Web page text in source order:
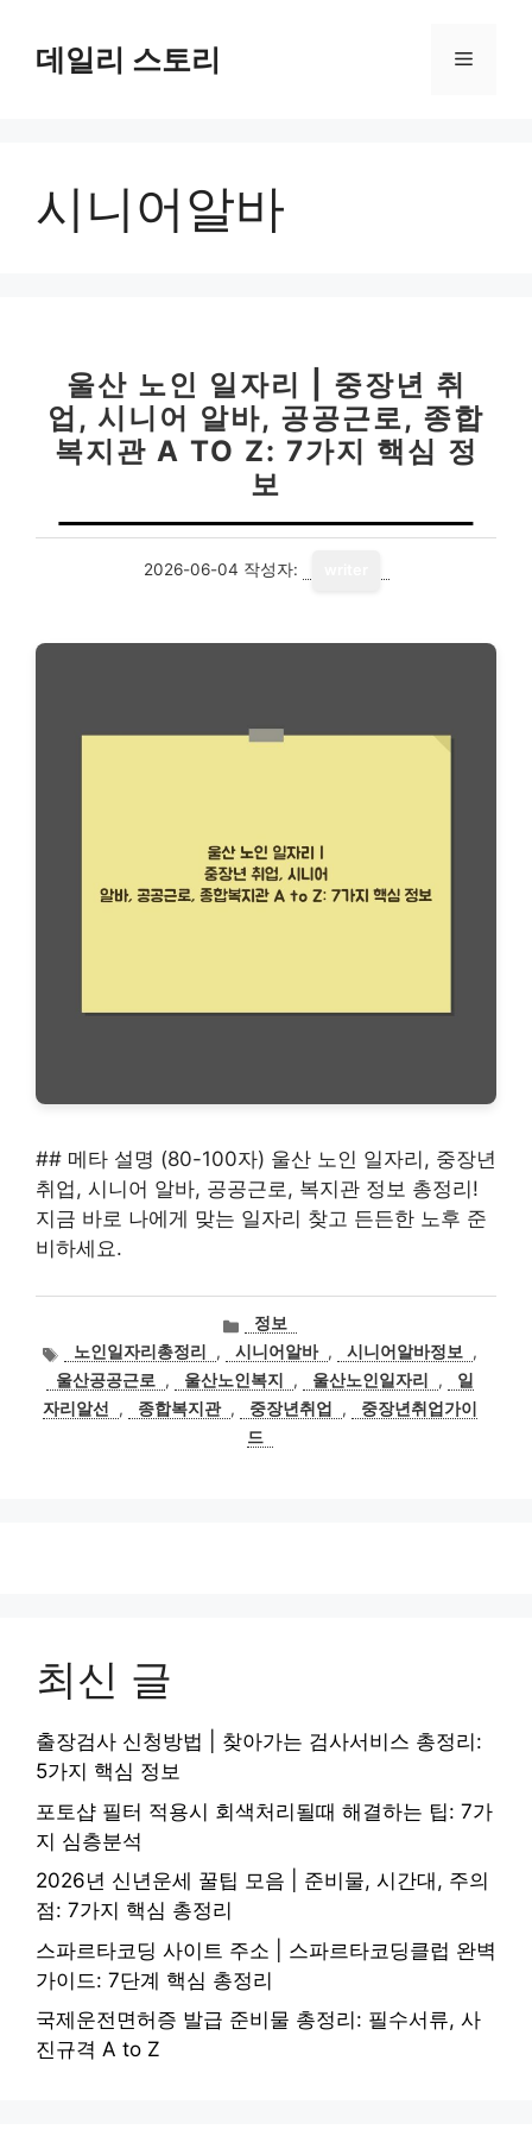
데일리 스토리 메
시니어알바
울산 노인 일자리 | 중장년 취
업, 시니어 알바, 공공근로, 종합
복지관 A TO Z: 7가지 핵심 정
보
2026-06-04 작성자:
## 메타 설명 (80-100자) 울산 노인 일자리, 중장년
취업, 시니어 알바, 공공근로, 복지관 정보 총정리!
지금 바로 나에게 맞는 일자리 찾고 든든한 노후 준
비하세요.
카
테
고
리
정보
태
그
노인일자리총정리 , 시니어알바 , 시니어알바정보
,
울산공공근로
, 울산노인복지 , 울산노인일자리 ,
일
자리알선
, 종합복지관 , 중장년취업 ,
중장년취업가이
드
최신 글
출장검사 신청방법 | 찾아가는 검사서비스 총정리:
5가지 핵심 정보
포토샵 필터 적용시 회색처리될때 해결하는 팁: 7가
지 심층분석
2026년 신년운세 꿀팁 모음 | 준비물, 시간대, 주의
점: 7가지 핵심 총정리
스파르타코딩 사이트 주소 | 스파르타코딩클럽 완벽
가이드: 7단계 핵심 총정리
국제운전면허증 발급 준비물 총정리: 필수서류, 사
진규격 A to Z